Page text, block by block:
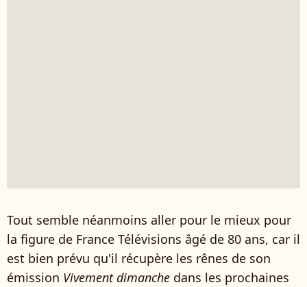
Tout semble néanmoins aller pour le mieux pour
la figure de France Télévisions âgé de 80 ans, car il
est bien prévu qu'il récupère les rênes de son
émission Vivement dimanche dans les prochaines